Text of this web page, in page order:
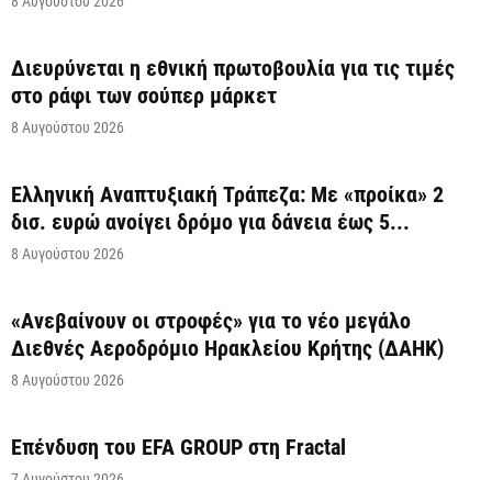
Διευρύνεται η εθνική πρωτοβουλία για τις τιμές
στο ράφι των σούπερ μάρκετ
8 Αυγούστου 2026
Ελληνική Αναπτυξιακή Τράπεζα: Με «προίκα» 2
δισ. ευρώ ανοίγει δρόμο για δάνεια έως 5...
8 Αυγούστου 2026
«Ανεβαίνουν οι στροφές» για το νέο μεγάλο
Διεθνές Αεροδρόμιο Ηρακλείου Κρήτης (ΔΑΗΚ)
8 Αυγούστου 2026
Επένδυση του EFA GROUP στη Fractal